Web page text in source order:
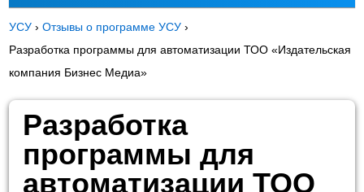
УСУ ›Отзывы о программе УСУ ›
Разработка программы для автоматизации ТОО «Издательская
компания Бизнес Медиа»
Разработка
программы для
автоматизации ТОО